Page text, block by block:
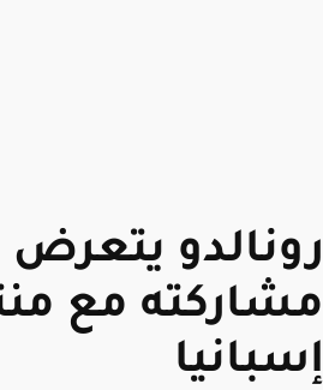
رونالدو يتعرض
مشاركته مع
إسبانيا